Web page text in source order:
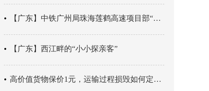
【广东】中铁广州局珠海莲鹤高速项目部“靶向施训”筑牢应急处置防线
【广东】西江畔的“小小探亲客”
高价值货物保价1元，运输过程损毁如何定责？